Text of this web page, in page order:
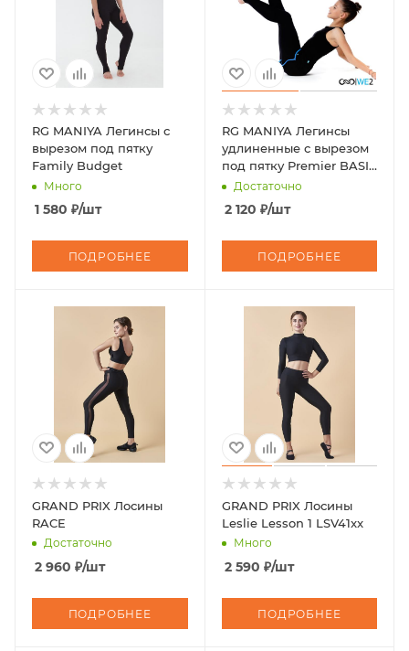
RG MANIYA Легинсы с
вырезом под пятку
Family Budget
Много
1 580 ₽/шт
ПОДРОБНЕЕ
RG MANIYA Легинсы
удлиненные с вырезом
под пятку Premier BASIC
9 Достаточно
2 120 ₽/шт
ПОДРОБНЕЕ
GRAND PRIX Лосины
RACE
Достаточно
2 960 ₽/шт
ПОДРОБНЕЕ
GRAND PRIX Лосины
Leslie Lesson 1 LSV41xx
Много
2 590 ₽/шт
ПОДРОБНЕЕ